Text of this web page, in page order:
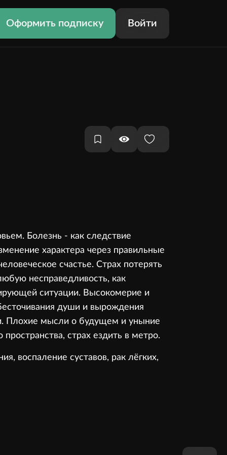
Оформить подписку Войти
Болезнь - как следствие
характера через правильные
счастье. Страх потерять
несправедливость, как
ситуации. Высокомерие и
души и вырождения
Плохие мысли о будущем и уныние
страх ездить в метро.
воспаление суставов, рак лёгких,